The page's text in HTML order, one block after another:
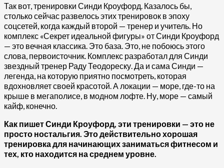
Так вот, тренировки Синди Кроуфорд. Казалось бы,
столько сейчас развелось этих тренировок в эпоху
соцсетей, когда каждый второй — тренер и учитель. Но
комплекс «Секрет идеальной фигуры» от Синди Кроуфорд
— это вечная классика. Это база. Это, не побоюсь этого
слова, первоисточник. Комплекс разработал для Синди
звездный тренер Раду Теодореску. Да и сама Синди —
легенда, на которую приятно посмотреть, которая
вдохновляет своей красотой. А локации — море, где-то на
крыше в мегаполисе, в модном лофте. Ну, море — самый
кайф, конечно.
Как пишет Синди Кроуфорд, эти тренировки — это не
просто ностальгия. Это действительно хорошая
тренировка для начинающих заниматься фитнесом и
тех, кто находится на среднем уровне.